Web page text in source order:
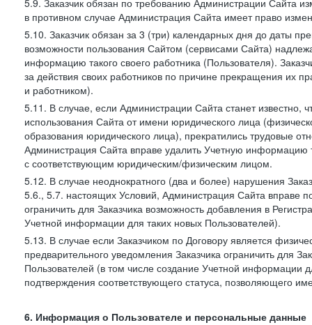
5.9. Заказчик обязан по требованию Администрации Сайта
в противном случае Администрация Сайта имеет право
5.10. Заказчик обязан за 3 (три) календарных дня до даты
возможности пользования Сайтом (сервисами Сайта)
информацию такого своего работника (Пользователя).
за действия своих работников по причине прекращения их
и работником).
5.11. В случае, если Администрации Сайта станет
использования Сайта от имени юридического лица
образования юридического лица), прекратились трудовые
Администрация Сайта вправе удалить Учетную информацию
с соответствующим юридическим/физическим лицом.
5.12. В случае неоднократного (два и более) нарушения
5.6., 5.7. настоящих Условий, Администрация Сайта вправе
ограничить для Заказчика возможность добавления в
Учетной информации для таких новых Пользователей).
5.13. В случае если Заказчиком по Договору является
предварительного уведомления Заказчика ограничить для
Пользователей (в том числе создание Учетной информации
подтверждения соответствующего статуса, позволяющего
6. Информация о Пользователе и персональные данные